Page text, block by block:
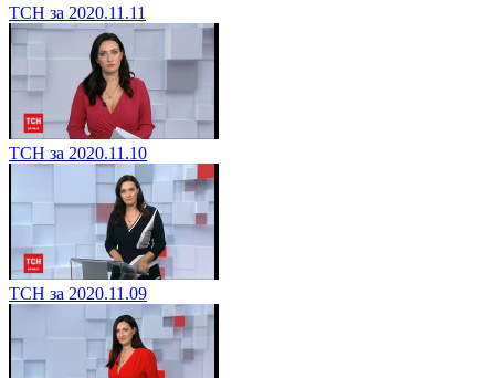
ТСН за 2020.11.11
ТСН за 2020.11.10
ТСН за 2020.11.09